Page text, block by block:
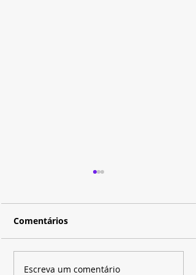
HBO Max aposta em
Comentários
Escreva um comentário